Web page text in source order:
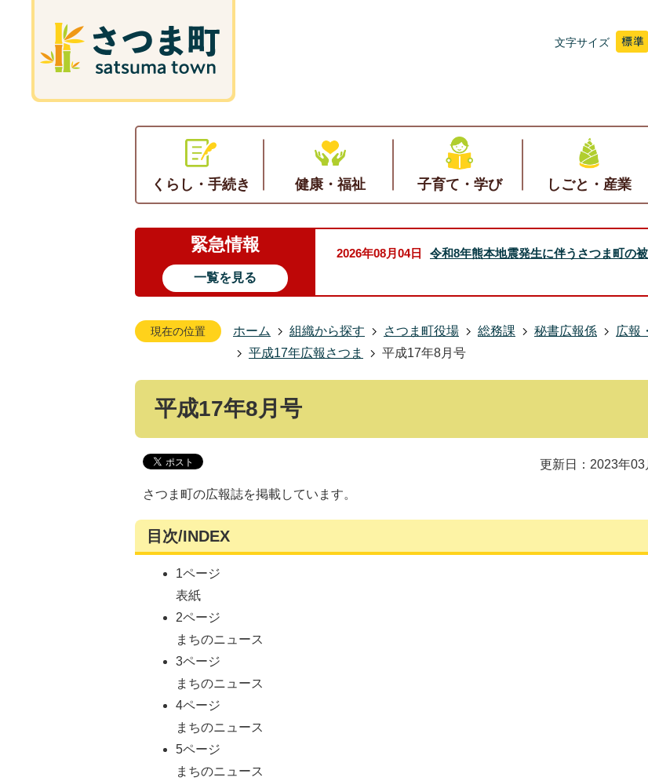
文字サイズ
くらし・手続き 健康・福祉 子育て・学び しごと・産業
緊急情報
一覧を見る
2026年08月04日 令和8年熊本地震発生に伴うさつま町の
現在の位置 ホーム 組織から探す さつま町役場 総務課 秘書広報係 広報
平成17年広報さつま
平成17年8月号
平成17年8月号
更新日：2023年03
さつま町の広報誌を掲載しています。
目次/INDEX
1ページ
表紙
2ページ
まちのニュース
3ページ
まちのニュース
4ページ
まちのニュース
5ページ
まちのニュース